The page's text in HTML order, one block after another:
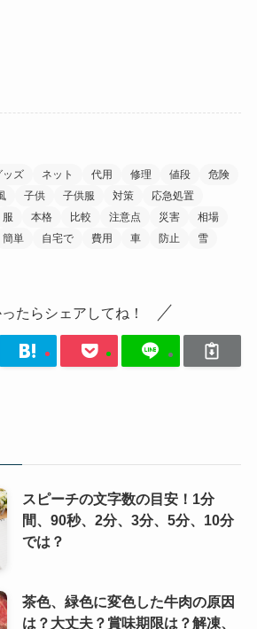
ッズ ネット 代用 修理 値段
危険
子供 子供服 対策
応急処置
服 本格 比較 注意点 災害
相場
簡単 自宅で 費用 車 防止
雪
たらシェアしてね！
スピーチの文字数の目安！1分
間、90秒、2分、3分、5分、10分
では？
茶色、緑色に変色した牛肉の原因
は？大丈夫？賞味期限は？解凍、